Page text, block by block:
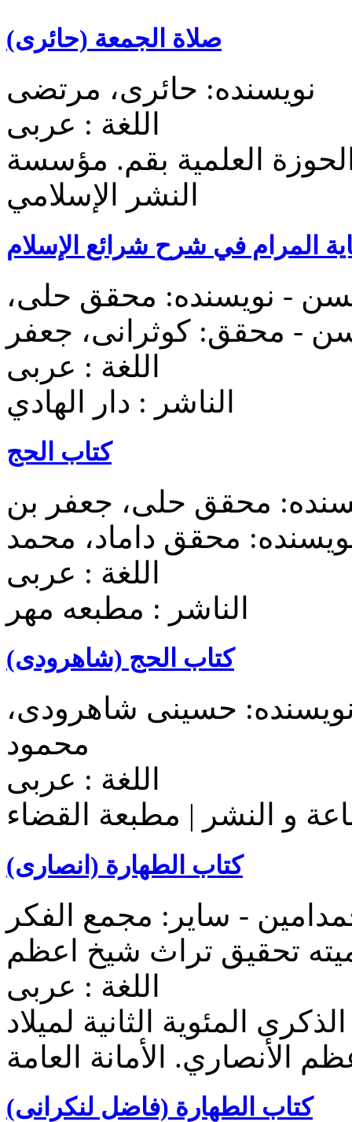
صلاة الجمعة (حائری)
نویسنده: حائری، مرتضی
اللغة : عربی
العلمیة بقم. مؤسسة
النشر الإسلامي
المرام في شرح شرائع الإسلام
- نویسنده: محقق حلی،
اللغة : عربی
الناشر : دار الهادي
کتاب الحج
محقق حلی، جعفر بن
اللغة : عربی
الناشر : مطبعه مهر
کتاب الحج (شاهرودی)
حسینی شاهرودی،
محمود
اللغة : عربی
و النشر | مطبعة القضاء
کتاب الطهارة (انصاری)
- سایر: مجمع الفکر
تحقیق تراث شیخ اعظم
اللغة : عربی
المئوية الثانية لميلاد
الأنصاري. الأمانة العامة
کتاب الطهارة (فاضل لنکرانی)